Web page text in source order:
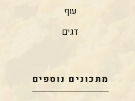
עוף
דגים
מתכונים נוספים